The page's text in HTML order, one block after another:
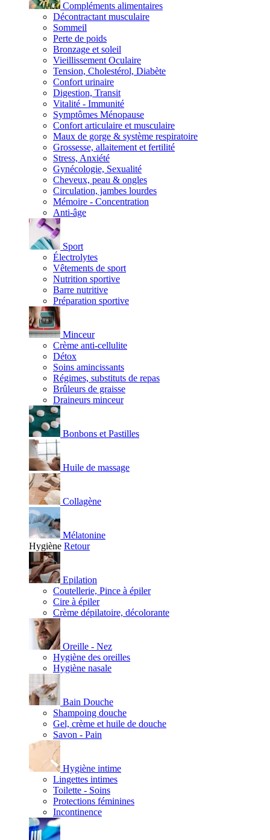
Compléments alimentaires
Décontractant musculaire
Sommeil
Perte de poids
Bronzage et soleil
Vieillissement Oculaire
Tension, Cholestérol, Diabète
Confort urinaire
Digestion, Transit
Vitalité - Immunité
Symptômes Ménopause
Confort articulaire et musculaire
Maux de gorge & système respiratoire
Grossesse, allaitement et fertilité
Stress, Anxiété
Gynécologie, Sexualité
Cheveux, peau & ongles
Circulation, jambes lourdes
Mémoire - Concentration
Anti-âge
Sport
Électrolytes
Vêtements de sport
Nutrition sportive
Barre nutritive
Préparation sportive
Minceur
Crème anti-cellulite
Détox
Soins amincissants
Régimes, substituts de repas
Brûleurs de graisse
Draineurs minceur
Bonbons et Pastilles
Huile de massage
Collagène
Mélatonine
Hygiène Retour
Epilation
Coutellerie, Pince à épiler
Cire à épiler
Crème dépilatoire, décolorante
Oreille - Nez
Hygiène des oreilles
Hygiène nasale
Bain Douche
Shampoing douche
Gel, crème et huile de douche
Savon - Pain
Hygiène intime
Lingettes intimes
Toilette - Soins
Protections féminines
Incontinence